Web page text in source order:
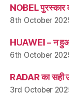
NOBEL पुरस्कार
8th October
HUAWEI – न
6th October
RADAR का सही
3rd October